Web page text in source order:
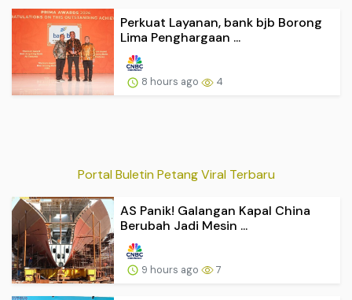
Perkuat Layanan, bank bjb Borong
Lima Penghargaan ...
8 hours ago 4
Portal Buletin Petang Viral Terbaru
AS Panik! Galangan Kapal China
Berubah Jadi Mesin ...
9 hours ago 7